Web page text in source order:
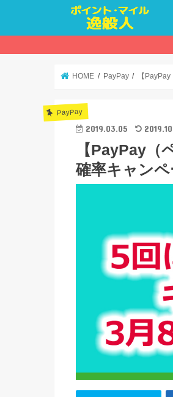
HOME PayPay 【
PayPay
2019.03.05
【PayPay（
確率キャン